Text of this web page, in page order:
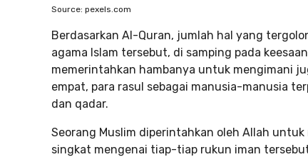
Source: pexels.com
Berdasarkan Al-Quran, jumlah hal yang
agama Islam tersebut, di samping pada
memerintahkan hambanya untuk mengimani
empat, para rasul sebagai manusia-manusia
dan qadar.
Seorang Muslim diperintahkan oleh Allah
singkat mengenai tiap-tiap rukun iman